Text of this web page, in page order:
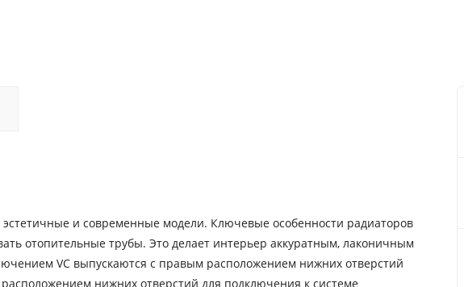
и современные модели. Ключевые особенности радиаторов
отопительные трубы. Это делает интерьер аккуратным, лаконичным
VC выпускаются с правым расположением нижних отверстий
нижних отверстий для подключения к системе